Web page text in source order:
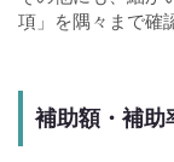
項」を隅々まで確
補助額・補助